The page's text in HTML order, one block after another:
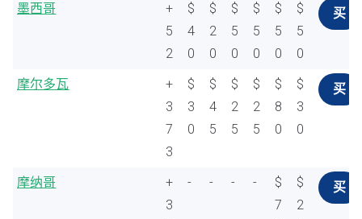
墨西哥
+
5
2
$
4
0
$
2
0
$
5
0
$
5
0
$
5
0
$
5
0
买
摩尔多瓦
+
3
7
3
$
3
0
$
4
5
$
2
5
$
2
5
$
8
0
$
3
0
买
摩纳哥
+
3
- - - -
$
7
$
2
买